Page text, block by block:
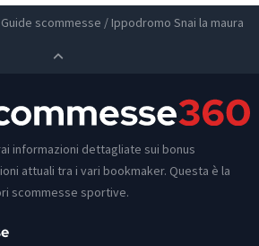
Guide scommesse / Ippodromo Snai la maura
informazioni dettagliate sui bonus
attuali tra i vari bookmaker. Questa è la
scommesse sportive.